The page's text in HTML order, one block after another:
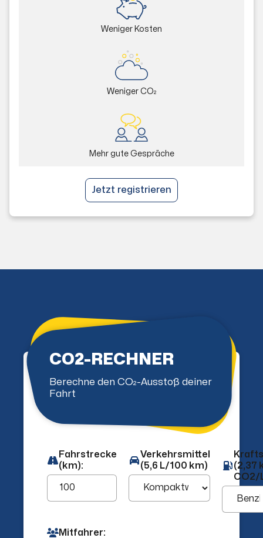
Weniger Kosten
Weniger CO₂
Mehr gute Gespräche
Jetzt registrieren
CO2-RECHNER
Berechne den CO₂-Ausstoß deiner
Fahrt
Fahrstrecke
(km):
Verkehrsmittel
(5,6 L/100 km)
(2,37
CO2/
Mitfahrer: